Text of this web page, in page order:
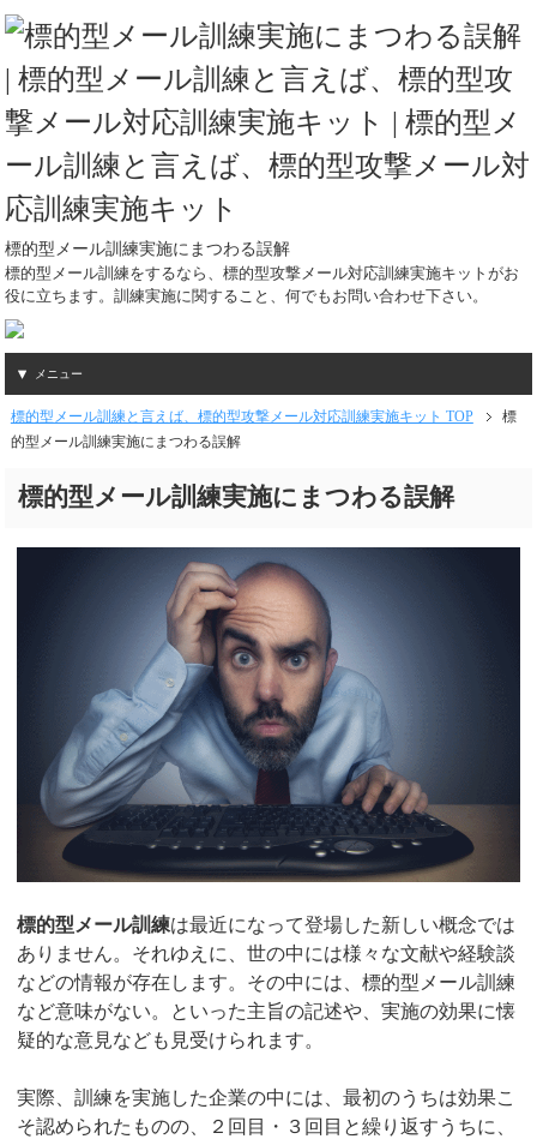
標的型メール訓練実施にまつわる誤解
標的型メール訓練をするなら、標的型攻撃メール対応訓練実施キットがお
役に立ちます。訓練実施に関すること、何でもお問い合わせ下さい。
メニュー
標的型メール訓練と言えば、標的型攻撃メール対応訓練実施キット TOP
標
的型メール訓練実施にまつわる誤解
標的型メール訓練実施にまつわる誤解
標的型メール訓練は最近になって登場した新しい概念では
ありません。それゆえに、世の中には様々な文献や経験談
などの情報が存在します。その中には、標的型メール訓練
など意味がない。といった主旨の記述や、実施の効果に懐
疑的な意見なども見受けられます。
実際、訓練を実施した企業の中には、最初のうちは効果こ
そ認められたものの、２回目・３回目と繰り返すうちに、